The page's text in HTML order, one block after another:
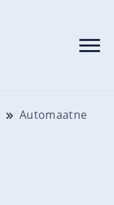
Automaatne